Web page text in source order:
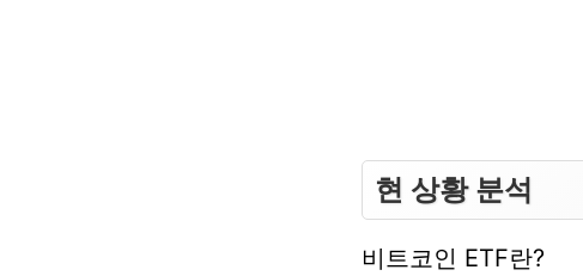
현 상황 분석
비트코인 ETF란?